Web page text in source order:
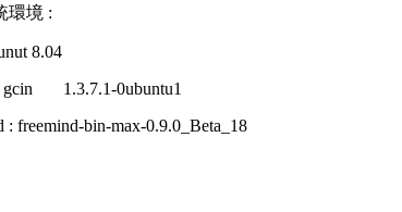
環境 :
8.04
1.3.7.1-0ubuntu1
: freemind-bin-max-0.9.0_Beta_18